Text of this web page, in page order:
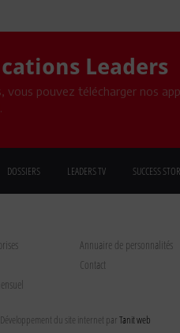
Leaders
pouvez télécharger nos
DOSSIERS LEADERS TV SUCCESS
Annuaire de personnalités
Contact
du site internet parTanit web